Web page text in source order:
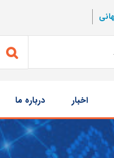
اخبار درباره ما